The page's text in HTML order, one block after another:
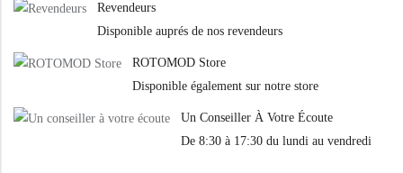
Revendeurs
Disponible auprés de nos revendeurs
ROTOMOD Store
Disponible également sur notre store
Un Conseiller À Votre Écoute
De 8:30 à 17:30 du lundi au vendredi